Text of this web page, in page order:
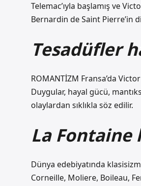
Telemac’ıyla başlamış ve
Bernardin de Saint Pierre’in
Tesadüfler
ROMANTİZM Fransa’da
Duygular, hayal gücü,
olaylardan sıklıkla söz edilir.
La Fontaine
Dünya edebiyatında
Corneille, Moliere, Boileau,